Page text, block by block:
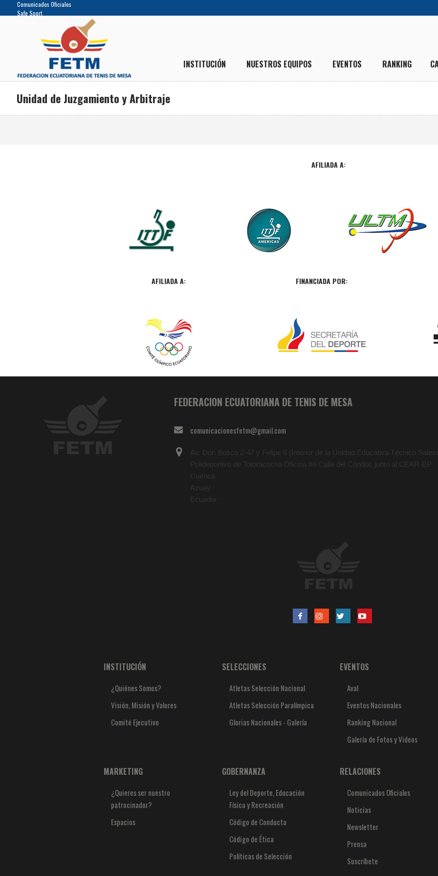
Comunicados Oficiales
Safe Sport
INSTITUCIÓN NUESTROS EQUIPOS EVENTOS RANKING
Unidad de Juzgamiento y Arbitraje
AFILIADA A:
AFILIADA A: FINANCIADA POR:
FEDERACION ECUATORIANA DE TENIS DE MESA
comunicacionesfetm@gmail.com
Av. Don Bosco 2-47 y Felipe II (Interior de la Unidad Educativa Técnico
Polideportivo de Totoracocha Oficina #4 Calle del Cóndor, junto al CEAR-EP
Cuenca
Azuay
Ecuador
INSTITUCIÓN
¿Quiénes Somos?
Visión, Misión y Valores
Comité Ejecutivo
SELECCIONES
Atletas Selección Nacional
Atletas Selección Paralímpica
Glorias Nacionales - Galería
EVENTOS
Aval
Eventos Nacionales
Ranking Nacional
Galería de Fotos y Videos
MARKETING
¿Quieres ser nuestro
patrocinador?
Espacios
GOBERNANZA
Ley del Deporte, Educación
Física y Recreación
Código de Conducta
Código de Ética
Políticas de Selección
RELACIONES
Comunicados Oficiales
Noticias
Newsletter
Prensa
Suscríbete